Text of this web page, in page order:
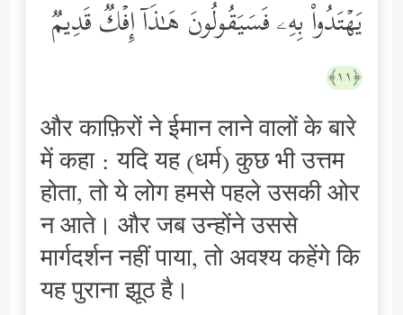
یَهۡتَدُواْ بِهِۦ فَسَیَقُولُونَ هَـٰذَاۤ إِفۡكࣱ قَدِیمࣱ
﴿١١﴾
और काफ़िरों ने ईमान लाने वालों के बारे
में कहा : यदि यह (धर्म) कुछ भी उत्तम
होता, तो ये लोग हमसे पहले उसकी ओर
न आते। और जब उन्होंने उससे
मार्गदर्शन नहीं पाया, तो अवश्य कहेंगे कि
यह पुराना झूठ है।